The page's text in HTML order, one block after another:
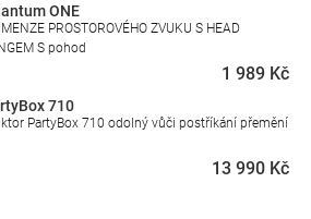
ONE
PROSTOROVÉHO ZVUKU S HEAD
S pohod
1 989 Kč
710
PartyBox 710 odolný vůči postříkání přemění
13 990 Kč